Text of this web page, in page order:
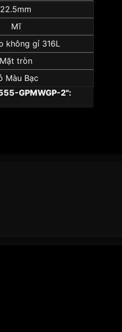
22.5mm
Mĩ
không gỉ 316L
Mặt tròn
Màu Bạc
GPMWGP-2":